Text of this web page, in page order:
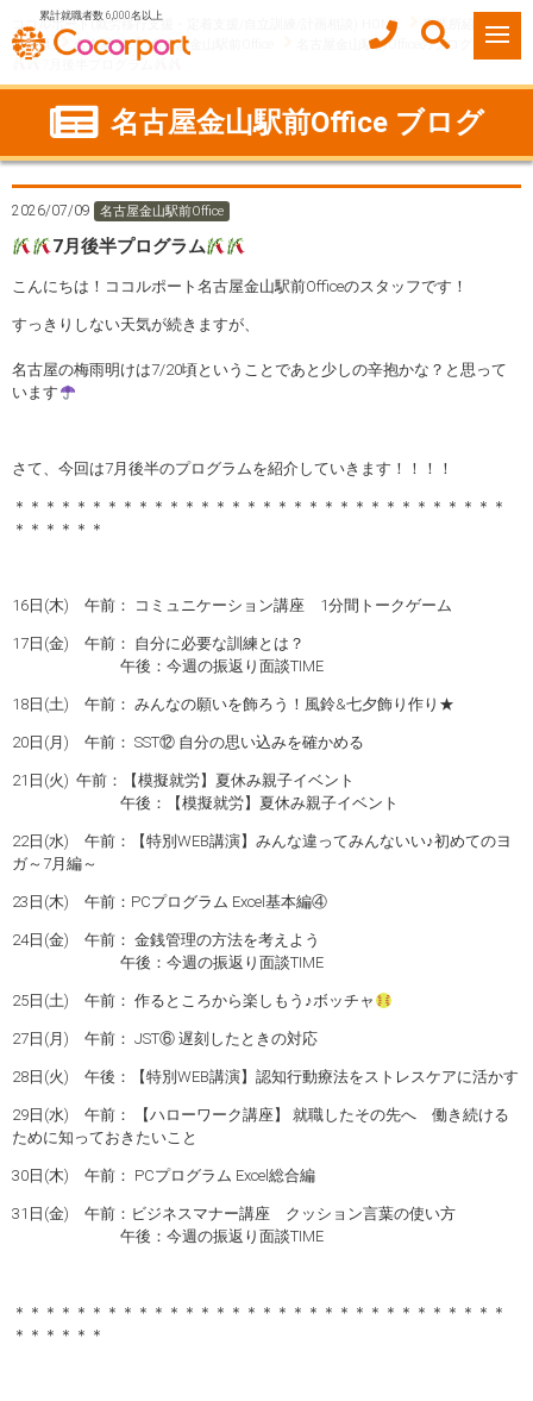
累計就職者数 6,000名以上
ココルポート(就労移行支援・定着支援/自立訓練/計画相談) HOME
事業所紹介
愛知県
名古屋市 名古屋金山駅前Office
名古屋金山駅前Officeのブログ
7月後半プログラム
名古屋金山駅前Office ブログ
2026/07/09 名古屋金山駅前Office
7月後半プログラム
こんにちは！ココルポート名古屋金山駅前Officeのスタッフです！
すっきりしない天気が続きますが、
名古屋の梅雨明けは7/20頃ということであと少しの辛抱かな？と思って
います
さて、今回は7月後半のプログラムを紹介していきます！！！！
＊＊＊＊＊＊＊＊＊＊＊＊＊＊＊＊＊＊＊＊＊＊＊＊＊＊＊＊＊＊＊＊
＊＊＊＊＊＊
16日(木) 午前： コミュニケーション講座 1分間トークゲーム
17日(金) 午前： 自分に必要な訓練とは？
午後：今週の振返り面談TIME
18日(土) 午前： みんなの願いを飾ろう！風鈴&七夕飾り作り★
20日(月) 午前： SST⑫ 自分の思い込みを確かめる
21日(火) 午前：【模擬就労】夏休み親子イベント
午後：【模擬就労】夏休み親子イベント
22日(水) 午前：【特別WEB講演】みんな違ってみんないい♪初めてのヨ
ガ～7月編～
23日(木) 午前：PCプログラム Excel基本編④
24日(金) 午前： 金銭管理の方法を考えよう
午後：今週の振返り面談TIME
25日(土) 午前： 作るところから楽しもう♪ボッチャ
27日(月) 午前： JST⑥ 遅刻したときの対応
28日(火) 午後：【特別WEB講演】認知行動療法をストレスケアに活かす
29日(水) 午前： 【ハローワーク講座】 就職したその先へ 働き続ける
ために知っておきたいこと
30日(木) 午前： PCプログラム Excel総合編
31日(金) 午前：ビジネスマナー講座 クッション言葉の使い方
午後：今週の振返り面談TIME
＊＊＊＊＊＊＊＊＊＊＊＊＊＊＊＊＊＊＊＊＊＊＊＊＊＊＊＊＊＊＊＊
＊＊＊＊＊＊